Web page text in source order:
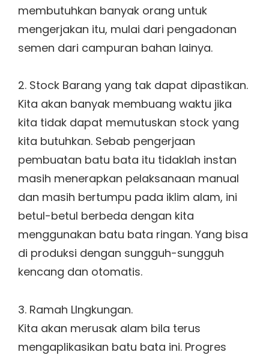
membutuhkan banyak orang untuk
mengerjakan itu, mulai dari pengadonan
semen dari campuran bahan lainya.
2. Stock Barang yang tak dapat dipastikan.
Kita akan banyak membuang waktu jika
kita tidak dapat memutuskan stock yang
kita butuhkan. Sebab pengerjaan
pembuatan batu bata itu tidaklah instan
masih menerapkan pelaksanaan manual
dan masih bertumpu pada iklim alam, ini
betul-betul berbeda dengan kita
menggunakan batu bata ringan. Yang bisa
di produksi dengan sungguh-sungguh
kencang dan otomatis.
3. Ramah LIngkungan.
Kita akan merusak alam bila terus
mengaplikasikan batu bata ini. Progres